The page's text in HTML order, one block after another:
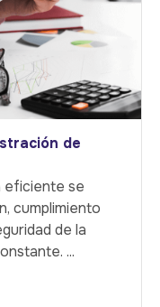
de
eficiente se
cumplimiento
de la
...